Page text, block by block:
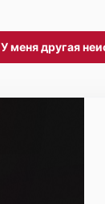
У меня другая